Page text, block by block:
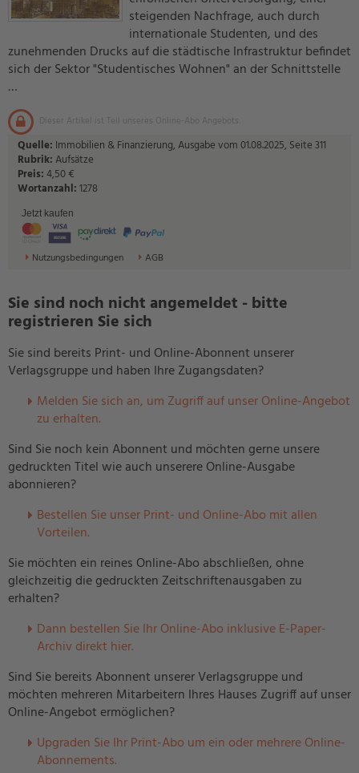
steigenden Nachfrage, auch durch
internationale Studenten, und des
zunehmenden Drucks auf die städtische Infrastruktur befindet
sich der Sektor "Studentisches Wohnen" an der Schnittstelle
…
Dieser Artikel ist Teil unseres Online-Abo Angebots.
Quelle: Immobilien & Finanzierung, Ausgabe vom 01.08.2025, Seite 311
Rubrik:Aufsätze
Preis:4,50 €
Wortanzahl:1278
Jetzt kaufen
Nutzungsbedingungen AGB
Sie sind noch nicht angemeldet - bitte
registrieren Sie sich
Sie sind bereits Print- und Online-Abonnent unserer
Verlagsgruppe und haben Ihre Zugangsdaten?
Melden Sie sich an, um Zugriff auf unser Online-Angebot
zu erhalten.
Sind Sie noch kein Abonnent und möchten gerne unsere
gedruckten Titel wie auch unserere Online-Ausgabe
abonnieren?
Bestellen Sie unser Print- und Online-Abo mit allen
Vorteilen.
Sie möchten ein reines Online-Abo abschließen, ohne
gleichzeitig die gedruckten Zeitschriftenausgaben zu
erhalten?
Dann bestellen Sie Ihr Online-Abo inklusive E-Paper-
Archiv direkt hier.
Sind Sie bereits Abonnent unserer Verlagsgruppe und
möchten mehreren Mitarbeitern Ihres Hauses Zugriff auf unser
Online-Angebot ermöglichen?
Upgraden Sie Ihr Print-Abo um ein oder mehrere Online-
Abonnements.